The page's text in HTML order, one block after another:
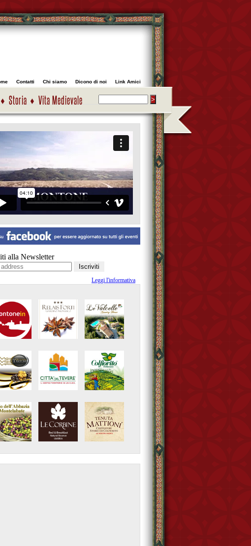
Contatti Chi siamo Dicono di noi Link Amici
Storia Vita Medievale
alla Newsletter
Leggi l'informativa